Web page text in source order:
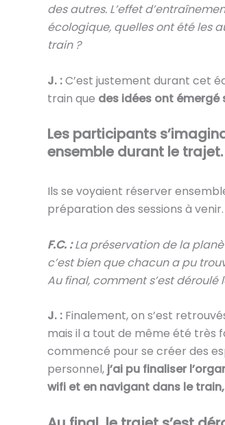
des autres. L’effet
écologique, quelles ont été les
train ?
J. :C’est justement durant cet
train que des idées ont émergé
Les participants
ensemble durant le trajet.
Ils se voyaient réserver
préparation des sessions à venir.
F.C. :La préservation de la
c’est bien que chacun a pu
Au final, comment s’est déroulé
J. : Finalement, on s’est
mais il a tout de même été très
commencé pour se créer des
personnel, j’ai pu finaliser
wifi et en navigant dans le train,